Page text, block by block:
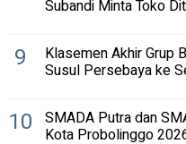
Subandi Minta Toko
9 Klasemen Akhir Grup
Susul Persebaya ke
10 SMADA Putra dan
Kota Probolinggo